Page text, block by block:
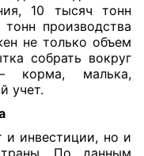
10 тысяч тонн
производства
не только объем
собрать вокруг
корма, малька,
учет.
и инвестиции, но и
По данным